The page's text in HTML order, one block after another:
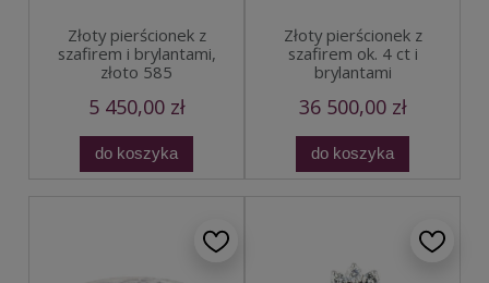
Złoty pierścionek z
szafirem i brylantami,
złoto 585
5 450,00 zł
do koszyka
Złoty pierścionek z
szafirem ok. 4 ct i
brylantami
36 500,00 zł
do koszyka